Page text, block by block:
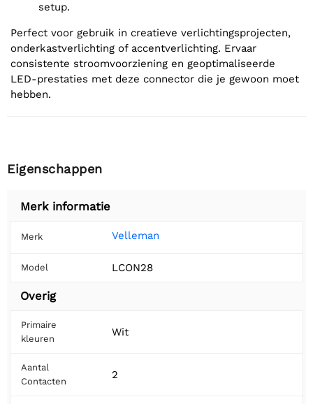
setup.
Perfect voor gebruik in creatieve verlichtingsprojecten,
onderkastverlichting of accentverlichting. Ervaar
consistente stroomvoorziening en geoptimaliseerde
LED-prestaties met deze connector die je gewoon moet
hebben.
Eigenschappen
Merk informatie
Merk Velleman
Model LCON28
Overig
Primaire
kleuren
Wit
Aantal
Contacten
2